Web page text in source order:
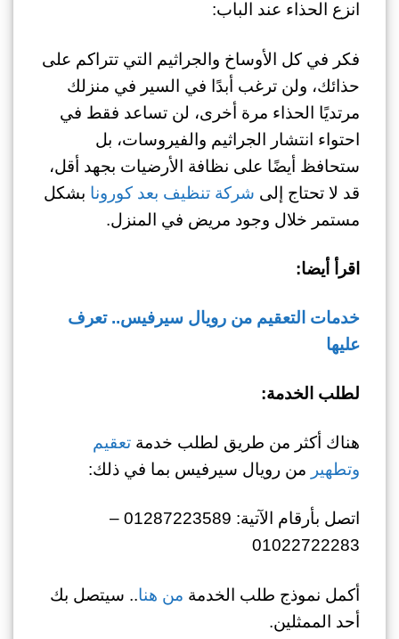
انزع الحذاء عند الباب:
فكر في كل الأوساخ والجراثيم التي تتراكم على
حذائك، ولن ترغب أبدًا في السير في منزلك
مرتديًا الحذاء مرة أخرى، لن تساعد فقط في
احتواء انتشار الجراثيم والفيروسات، بل
ستحافظ أيضًا على نظافة الأرضيات بجهد أقل،
قد لا تحتاج إلى شركة تنظيف بعد كورونا بشكل
مستمر خلال وجود مريض في المنزل.
اقرأ أيضا:
خدمات التعقيم من رويال سيرفيس.. تعرف
عليها
لطلب الخدمة:
هناك أكثر من طريق لطلب خدمةتعقيم
وتطهير من رويال سيرفيس بما في ذلك:
اتصل بأرقام الآتية: 01287223589 –
01022722283
أكمل نموذج طلب الخدمة من هنا.. سيتصل بك
أحد الممثلين.